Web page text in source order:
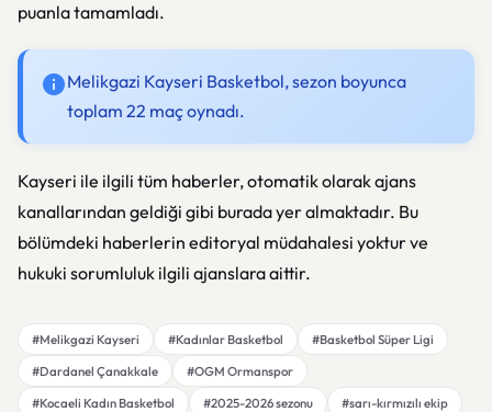
puanla tamamladı.
Melikgazi Kayseri Basketbol, sezon boyunca
toplam 22 maç oynadı.
Kayseri ile ilgili tüm haberler, otomatik olarak ajans
kanallarından geldiği gibi burada yer almaktadır. Bu
bölümdeki haberlerin editoryal müdahalesi yoktur ve
hukuki sorumluluk ilgili ajanslara aittir.
#Melikgazi Kayseri #Kadınlar Basketbol
#Basketbol Süper Ligi
#Dardanel Çanakkale
#OGM Ormanspor
#Kocaeli Kadın Basketbol
#2025-2026 sezonu #sarı-kırmızılı ekip